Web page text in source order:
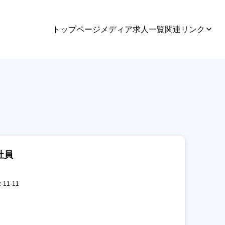
トップページ メディア求人一覧関連リンク
員
11-11